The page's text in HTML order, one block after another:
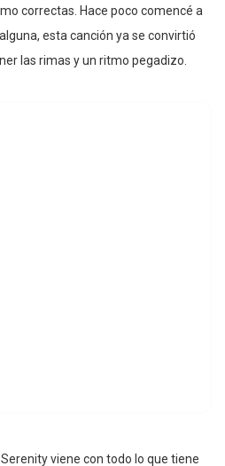
correctas. Hace poco comencé a
esta canción ya se convirtió
las rimas y un ritmo pegadizo.
viene con todo lo que tiene